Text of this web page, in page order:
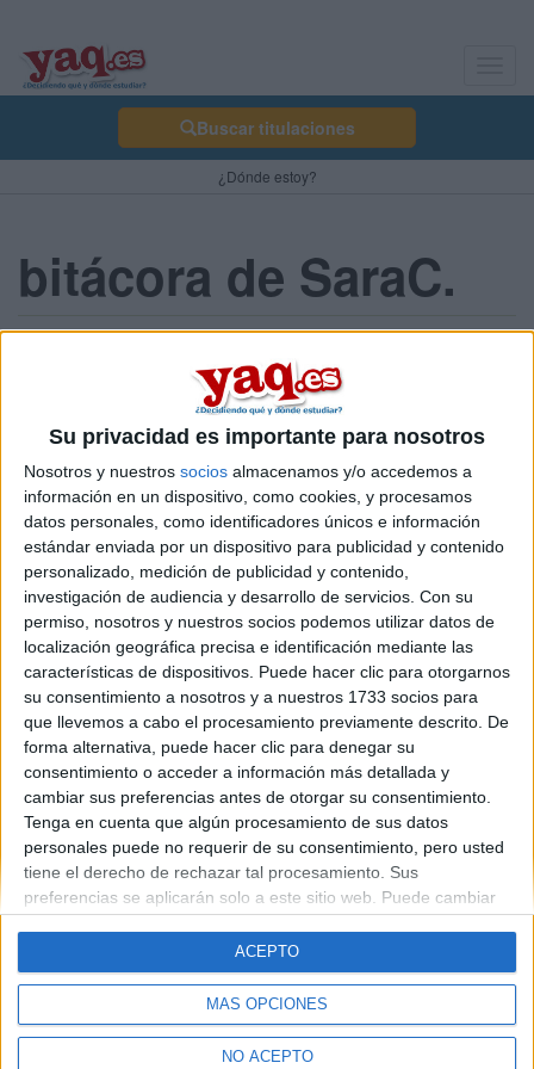
Su privacidad es importante para nosotros
Nosotros y nuestros socios almacenamos y/o accedemos a
información en un dispositivo, como cookies, y procesamos
datos personales, como identificadores únicos e información
estándar enviada por un dispositivo para publicidad y contenido
personalizado, medición de publicidad y contenido,
investigación de audiencia y desarrollo de servicios. Con su
permiso, nosotros y nuestros socios podemos utilizar datos de
localización geográfica precisa e identificación mediante las
características de dispositivos. Puede hacer clic para otorgarnos
su consentimiento a nosotros y a nuestros 1733 socios para
que llevemos a cabo el procesamiento previamente descrito. De
forma alternativa, puede hacer clic para denegar su
consentimiento o acceder a información más detallada y
cambiar sus preferencias antes de otorgar su consentimiento.
Tenga en cuenta que algún procesamiento de sus datos
personales puede no requerir de su consentimiento, pero usted
tiene el derecho de rechazar tal procesamiento. Sus
preferencias se aplicarán solo a este sitio web. Puede cambiar
sus preferencias o retirar su consentimiento en cualquier
momento volviendo a este sitio y haciendo clic en el botón
"Privacidad" en la parte inferior de la página web.
MÁS OPCIONES
NO ACEPTO
ACEPTO
Buscar titulaciones
¿Dónde estoy?
bitácora de SaraC.
Dudas sobre las
adjudicaciones
SaraC. 16/07/2012
Holaa! miren este año quiero comenzar a estudiar biología en us
pero estoy un poco líada con eso de las adjudicaciones. Yo nunca
me había preocupado por la nota porque rondaba entre el 5-6
pero ayer salieron los resultados de la primera adjudicación y
biología quedo en un 8.8, mi nota es de un 7 y tengo 401
personas por delante.
leer más
Quiénes somos|Contactar|Anúnciate
Aviso legal|Politica de privacidad|Condiciones generales|Política
de cookies
© 2003-2026Compás Mediterráneo S.L.- Diego de León 47 - 28006
Madrid [ESPAÑA] - Tel. +34 91 593 2767